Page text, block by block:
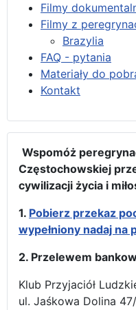
Filmy
Filmy z
Brazylia
FAQ - pytania
Materiały do
Kontakt
Wspomóż
Częstochowskiej
cywilizacji życia i
1. Pobierz przekaz
wypełniony nadaj na
2. Przelewem
Klub Przyjaciół
ul. Jaśkowa Dolina